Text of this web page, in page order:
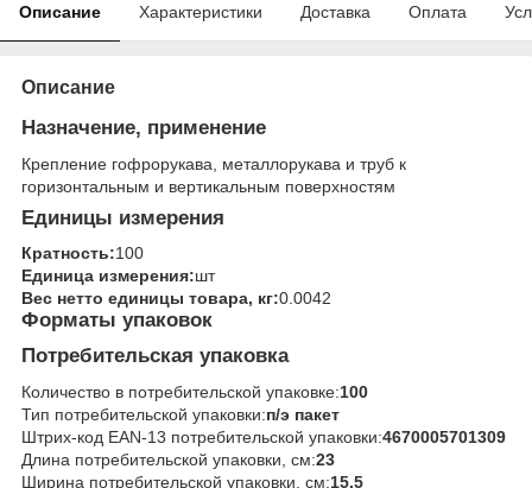
Описание Характеристики Доставка Оплата
Описание
Назначение, применение
Крепление гофрорукава, металлорукава и труб к
горизонтальным и вертикальным поверхностям
Единицы измерения
Кратность:100
Единица измерения:шт
Вес нетто единицы товара, кг:0.0042
Форматы упаковок
Потребительская упаковка
Количество в потребительской упаковке:100
Тип потребительской упаковки:п/э пакет
Штрих-код EAN-13 потребительской упаковки:4670005701309
Длина потребительской упаковки, см:23
Ширина потребительской упаковки, см:15.5